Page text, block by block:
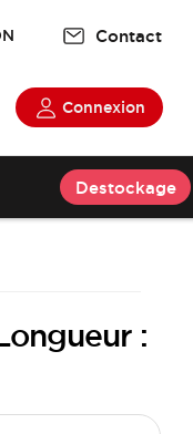
Contact
Connexion
Destockage
: